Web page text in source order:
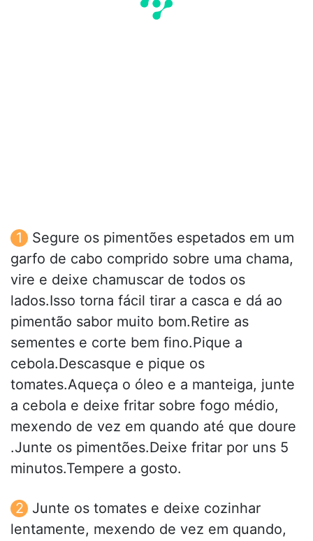
Segure os pimentões espetados em um
garfo de cabo comprido sobre uma chama,
vire e deixe chamuscar de todos os
lados.Isso torna fácil tirar a casca e dá ao
pimentão sabor muito bom.Retire as
sementes e corte bem fino.Pique a
cebola.Descasque e pique os
tomates.Aqueça o óleo e a manteiga, junte
a cebola e deixe fritar sobre fogo médio,
mexendo de vez em quando até que doure
.Junte os pimentões.Deixe fritar por uns 5
minutos.Tempere a gosto.
Junte os tomates e deixe cozinhar
lentamente, mexendo de vez em quando,